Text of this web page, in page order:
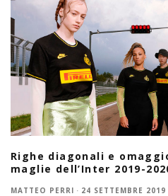
Righe diagonali e
maglie dell’Inter 2019-
MATTEO PERRI · 24 SETTEMBRE 2019